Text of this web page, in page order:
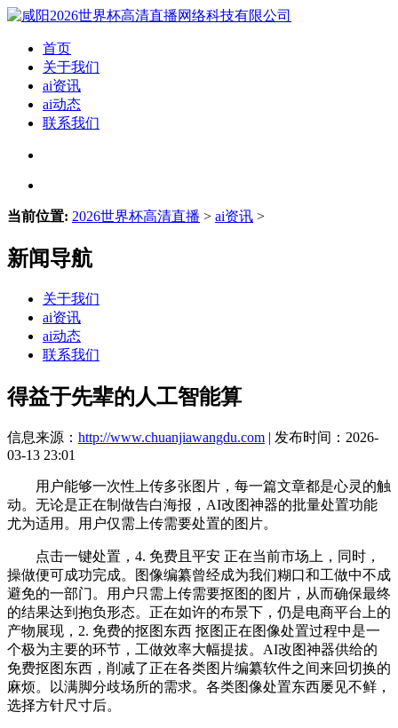
首页
关于我们
ai资讯
ai动态
联系我们
当前位置: 2026世界杯高清直播 > ai资讯 >
新闻导航
关于我们
ai资讯
ai动态
联系我们
得益于先辈的人工智能算
信息来源： http://www.chuanjiawangdu.com | 发布时间：2026-
03-13 23:01
用户能够一次性上传多张图片，每一篇文章都是心灵的触
动。无论是正在制做告白海报，AI改图神器的批量处置功能
尤为适用。用户仅需上传需要处置的图片。
点击一键处置，4. 免费且平安 正在当前市场上，同时，
操做便可成功完成。图像编纂曾经成为我们糊口和工做中不成
避免的一部门。用户只需上传需要抠图的图片，从而确保最终
的结果达到抱负形态。正在如许的布景下，仍是电商平台上的
产物展现，2. 免费的抠图东西 抠图正在图像处置过程中是一
个极为主要的环节，工做效率大幅提拔。AI改图神器供给的
免费抠图东西，削减了正在各类图片编纂软件之间来回切换的
麻烦。以满脚分歧场所的需求。各类图像处置东西屡见不鲜，
选择方针尺寸后。